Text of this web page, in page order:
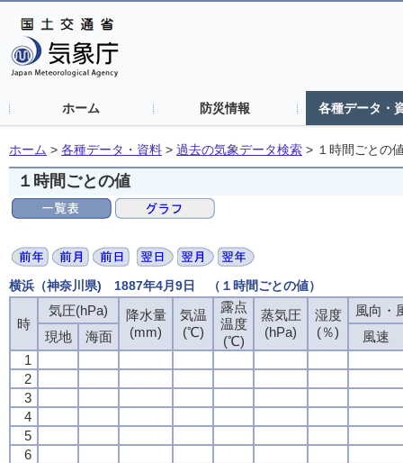
ホーム 防災情報 各種データ・
ホーム > 各種データ・資料 > 過去の気象データ検索 > １時間ごとの
１時間ごとの値
横浜（神奈川県) 1887年4月9日 （１時間ごとの値）
時
気圧(hPa)
降水量
(mm)
気温
(℃)
露点
温度
(℃)
蒸気圧
(hPa)
湿度
(％)
風向・
現地
海面
風速
1
2
3
4
5
6